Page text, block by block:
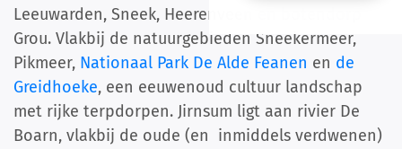
Leeuwarden, Sneek, Heerenveen en botendorp
Grou. Vlakbij de natuurgebieden Sneekermeer,
Pikmeer, Nationaal Park De Alde Feanen en de
Greidhoeke, een eeuwenoud cultuur landschap
met rijke terpdorpen. Jirnsum ligt aan rivier De
Boarn, vlakbij de oude (en inmiddels verdwenen)